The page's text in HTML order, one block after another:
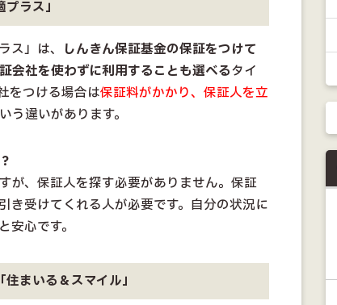
ラス」
ス」は、
しんきん保証基金の保証をつけて
会社を使わずに利用することも選べるタイ
をつける場合は保証料がかかり、保証人を立
う違いがあります。
が、保証人を探す必要がありません。保証
き受けてくれる人が必要です。自分の状況に
心です。
まいる＆スマイル」